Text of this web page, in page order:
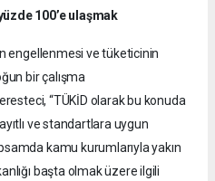
100’e ulaşmak
engellenmesi ve tüketicinin
bir çalışma
“TÜKİD olarak bu konuda
ve standartlara uygun
kamu kurumlarıyla yakın
başta olmak üzere ilgili